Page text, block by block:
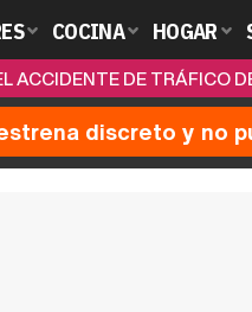
COCINA HOGAR
ACCIDENTE DE TRÁFICO
discreto y no